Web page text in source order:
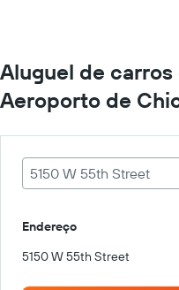
Aluguel de
Aeroporto de
5150 W 55th Street
Endereço
5150 W 55th Street